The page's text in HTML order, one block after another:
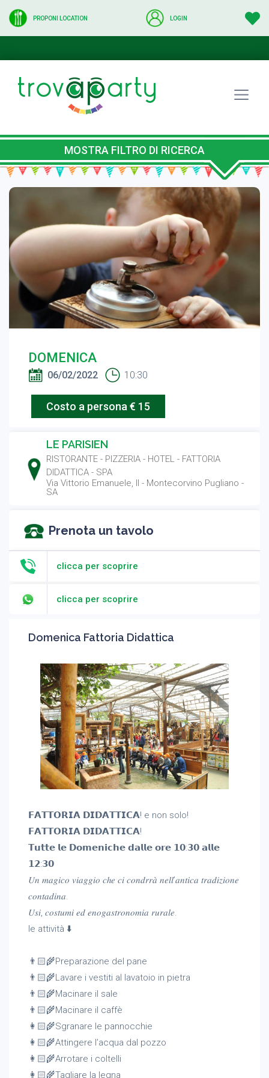
PROPONI LOCATION LOGIN
MOSTRA FILTRO DI RICERCA
DOMENICA
06/02/2022 10:30
Costo a persona € 15
LE PARISIEN
RISTORANTE - PIZZERIA - HOTEL - FATTORIA
DIDATTICA - SPA
Via Vittorio Emanuele, II - Montecorvino Pugliano -
SA
Prenota un tavolo
clicca per scoprire
clicca per scoprire
Domenica Fattoria Didattica
𝗙𝗔𝗧𝗧𝗢𝗥𝗜𝗔 𝗗𝗜𝗗𝗔𝗧𝗧𝗜𝗖𝗔! e non solo!
𝗙𝗔𝗧𝗧𝗢𝗥𝗜𝗔 𝗗𝗜𝗗𝗔𝗧𝗧𝗜𝗖𝗔!
𝗧𝘂𝘁𝘁𝗲 𝗹𝗲 𝗗𝗼𝗺𝗲𝗻𝗶𝗰𝗵𝗲 𝗱𝗮𝗹𝗹𝗲 𝗼𝗿𝗲 𝟭𝟬:𝟯𝟬 𝗮𝗹𝗹𝗲
𝟭𝟮:𝟯𝟬
𝑈𝑛 𝑚𝑎𝑔𝑖𝑐𝑜 𝑣𝑖𝑎𝑔𝑔𝑖𝑜 𝑐ℎ𝑒 𝑐𝑖 𝑐𝑜𝑛𝑑𝑟𝑟𝑎̀ 𝑛𝑒𝑙𝑙’𝑎𝑛𝑡𝑖𝑐𝑎 𝑡𝑟𝑎𝑑𝑖𝑧𝑖𝑜𝑛𝑒
𝑐𝑜𝑛𝑡𝑎𝑑𝑖𝑛𝑎.
𝑈𝑠𝑖, 𝑐𝑜𝑠𝑡𝑢𝑚𝑖 𝑒𝑑 𝑒𝑛𝑜𝑔𝑎𝑠𝑡𝑟𝑜𝑛𝑜𝑚𝑖𝑎 𝑟𝑢𝑟𝑎𝑙𝑒.
le attività ⬇️
👨🏻🌾Preparazione del pane
👨🏻🌾Lavare i vestiti al lavatoio in pietra
👨🏻🌾Macinare il sale
👨🏻🌾Macinare il caffè
👩🏻🌾Sgranare le pannocchie
👩🏻🌾Attingere l’acqua dal pozzo
👩🏻🌾Arrotare i coltelli
👩🏻🌾Tagliare la legna